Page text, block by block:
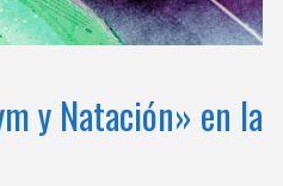
y Natación» en la